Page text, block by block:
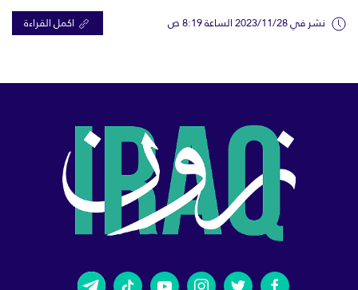
نشر في 2023/11/28 الساعة 8:19 ص اكمل القراءة